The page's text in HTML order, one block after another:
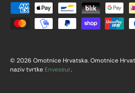
© 2026 Omotnice Hrvatska. Omotnice
naziv tvrtke Enveseur.